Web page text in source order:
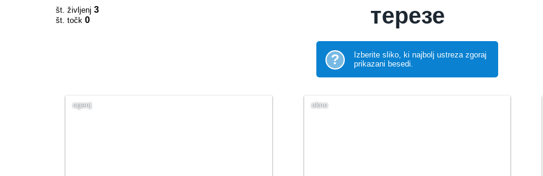
št. življenj 3
št. točk 0 терезе
?
Izberite sliko, ki najbolj ustreza zgoraj
prikazani besedi.
ogenj okno